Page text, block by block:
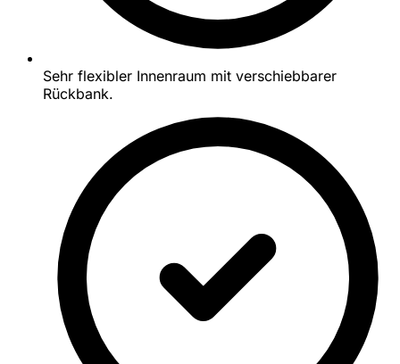
Sehr flexibler Innenraum mit verschiebbarer
Rückbank.